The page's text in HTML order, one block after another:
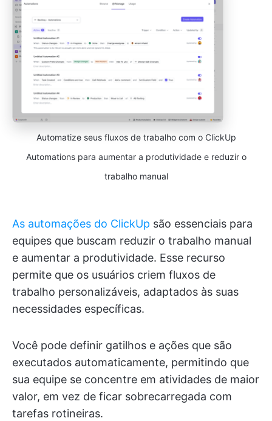
Automatize seus fluxos de trabalho com o ClickUp
Automations para aumentar a produtividade e reduzir o
trabalho manual
As automações do ClickUp são essenciais para
equipes que buscam reduzir o trabalho manual
e aumentar a produtividade. Esse recurso
permite que os usuários criem fluxos de
trabalho personalizáveis, adaptados às suas
necessidades específicas.
Você pode definir gatilhos e ações que são
executados automaticamente, permitindo que
sua equipe se concentre em atividades de maior
valor, em vez de ficar sobrecarregada com
tarefas rotineiras.